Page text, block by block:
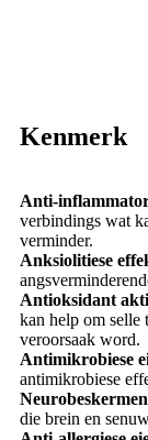
Kenmerk
Anti-
verbindings wat
verminder.
Anksiolitiese
Antioksidant
kan help om selle
veroorsaak word.
Antimikrobiese
antimikrobiese
die brein en